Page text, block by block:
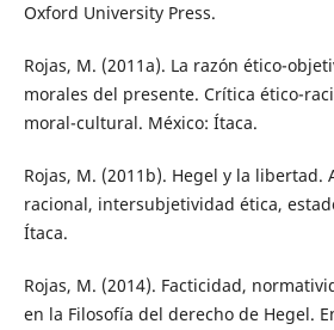
Oxford University Press.
Rojas, M. (2011a). La razón ético-
morales del presente. Crítica ético-
moral-cultural. México: Ítaca.
Rojas, M. (2011b). Hegel y la libertad.
racional, intersubjetividad ética,
Ítaca.
Rojas, M. (2014). Facticidad,
en la Filosofía del derecho de Hegel.